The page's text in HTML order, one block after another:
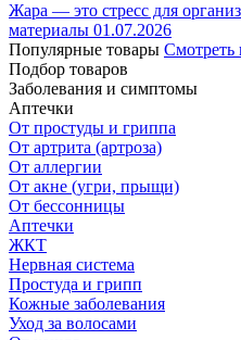
Жара — это стресс для
материалы 01.07.2026
Популярные товары Смотреть
Подбор товаров
Заболевания и симптомы
Аптечки
От простуды и гриппа
От артрита (артроза)
От аллергии
От акне (угри, прыщи)
От бессонницы
Аптечки
ЖКТ
Нервная система
Простуда и грипп
Кожные заболевания
Уход за волосами